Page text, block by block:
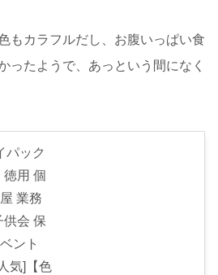
もカラフルだし、お腹いっぱい食
ったようで、あっという間になく
パック
用 個
業務
供会 保
ント
気]【色